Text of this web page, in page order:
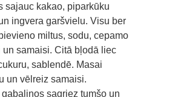
sajauc kakao, piparkūku
ingvera garšvielu. Visu ber
miltus, sodu, cepamo
un samaisi. Citā bļodā liec
sablendē. Masai
un vēlreiz samaisi.
sagriez tumšo un